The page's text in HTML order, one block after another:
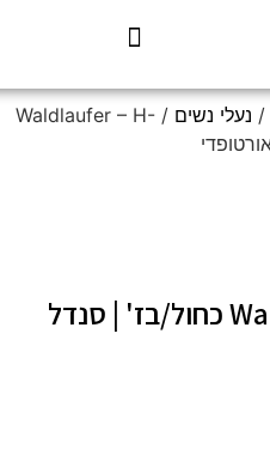
/ נעלי נשים
/ Waldlaufer – H-
Waldlaufer – H-Yvonne כחול/בז' | סנדל